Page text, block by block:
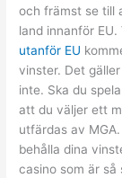
och främst se till
land innanför
utanför EU
vinster. Det
inte. Ska du
att du väljer ett
utfärdas av
behålla dina
casino som är så